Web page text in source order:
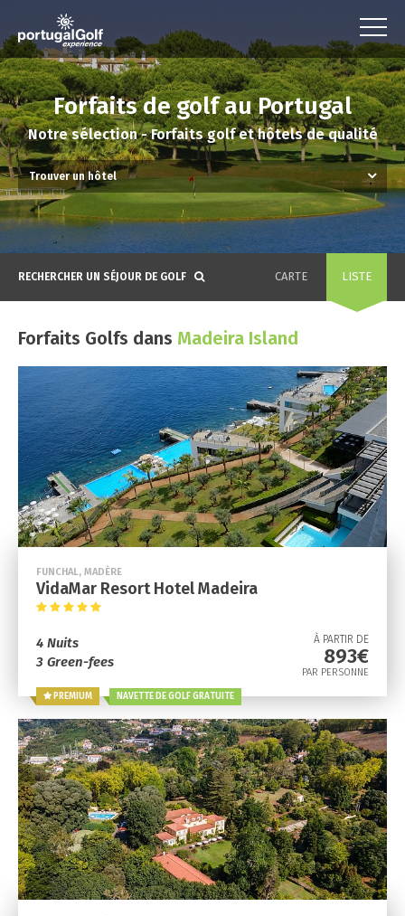
Forfaits de golf au Portugal
Notre sélection - Forfaits golf et hôtels de qualité
RECHERCHER UN SÉJOUR DE GOLF CARTE LISTE
Forfaits Golfs dans Madeira Island
FUNCHAL, MADÈRE
VidaMar Resort Hotel Madeira
4 Nuits
3 Green-fees
À PARTIR DE
893€
PAR PERSONNE
PREMIUM NAVETTE DE GOLF GRATUITE